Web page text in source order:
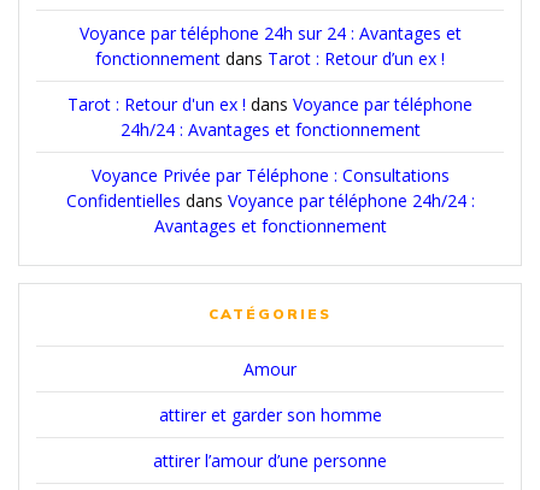
Voyance par téléphone 24h sur 24 : Avantages et
fonctionnement dans Tarot : Retour d’un ex !
Tarot : Retour d'un ex ! dans Voyance par téléphone
24h/24 : Avantages et fonctionnement
Voyance Privée par Téléphone : Consultations
Confidentielles dans Voyance par téléphone 24h/24 :
Avantages et fonctionnement
CATÉGORIES
Amour
attirer et garder son homme
attirer l’amour d’une personne